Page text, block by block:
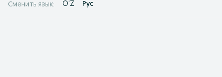
Сменить язык: O'Z Рус